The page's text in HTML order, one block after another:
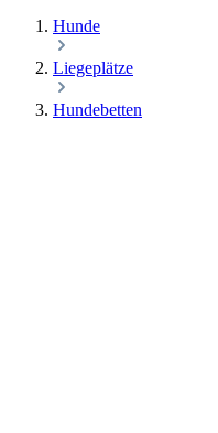
Hunde
Liegeplätze
Hundebetten